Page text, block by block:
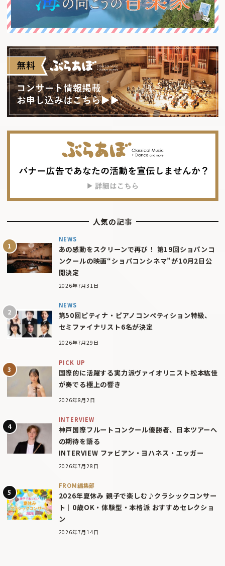
人気の記事
NEWS
あの感動をスクリーンで再び！ 第19回ショパンコ
ンクールの映画“ショパコンシネマ”が10月2日公
開決定
2026年7月31日
NEWS
第50回ピティナ・ピアノコンペティション特級、
セミファイナリスト6名が決定
2026年7月29日
PICK UP
国際的に活躍する実力派ヴァイオリニスト松本紘佳
が奏でる極上の響き
2026年8月2日
INTERVIEW
神戸国際フルートコンクール優勝者、日本ツアーへ
の期待を語る
INTERVIEW ファビアン・ヨハネス・エッガー
2026年7月28日
FROM編集部
2026年夏休み 親子で楽しむ♪クラシックコンサー
ト｜0歳OK・体験型・本格派 おすすめセレクショ
ン
2026年7月14日